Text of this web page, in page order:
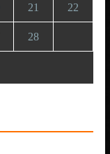
21 22
28